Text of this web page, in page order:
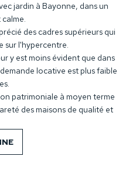
jardin à Bayonne, dans un
des cadres supérieurs qui
sur l'hypercentre.
y est moins évident que dans
locative est plus faible
patrimoniale à moyen terme
des maisons de qualité et